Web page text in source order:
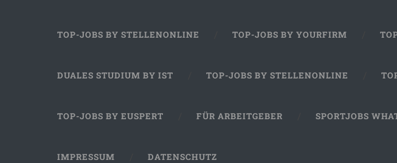
TOP-JOBS BY STELLENONLINE TOP-JOBS BY YOURFIRM
DUALES STUDIUM BY IST TOP-JOBS BY STELLENONLINE
TOP-JOBS BY EUSPERT FÜR ARBEITGEBER SPORTJOBS
IMPRESSUM DATENSCHUTZ